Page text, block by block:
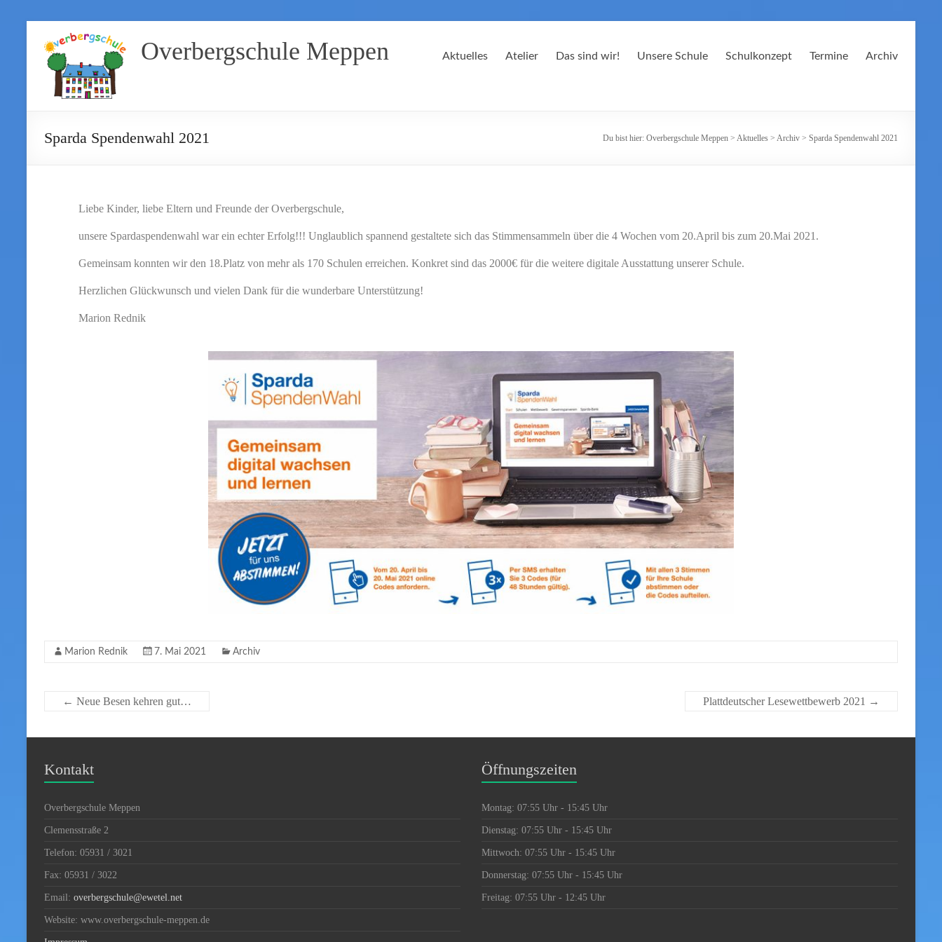
Overbergschule Meppen Aktuelles Atelier Das sind wir! Unsere Schule Schulkonzept Termine Archiv
Sparda Spendenwahl 2021 Du bist hier: Overbergschule Meppen > Aktuelles > Archiv > Sparda Spendenwahl 2021
Liebe Kinder, liebe Eltern und Freunde der Overbergschule,
unsere Spardaspendenwahl war ein echter Erfolg!!! Unglaublich spannend gestaltete sich das Stimmensammeln über die 4 Wochen vom 20.April bis zum 20.Mai 2021.
Gemeinsam konnten wir den 18.Platz von mehr als 170 Schulen erreichen. Konkret sind das 2000€ für die weitere digitale Ausstattung unserer Schule.
Herzlichen Glückwunsch und vielen Dank für die wunderbare Unterstützung!
Marion Rednik
Marion Rednik 7. Mai 2021 Archiv
← Neue Besen kehren gut… Plattdeutscher Lesewettbewerb 2021 →
Kontakt
Overbergschule Meppen
Clemensstraße 2
Telefon: 05931 / 3021
Fax: 05931 / 3022
Email: overbergschule@ewetel.net
Website: www.overbergschule-meppen.de
Öffnungszeiten
Montag: 07:55 Uhr - 15:45 Uhr
Dienstag: 07:55 Uhr - 15:45 Uhr
Mittwoch: 07:55 Uhr - 15:45 Uhr
Donnerstag: 07:55 Uhr - 15:45 Uhr
Freitag: 07:55 Uhr - 12:45 Uhr